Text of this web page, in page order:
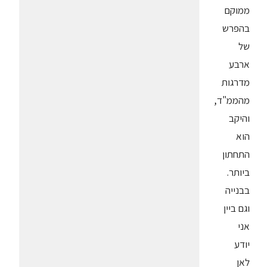
ממוקם
בהפרש
של
ארבע
מדרגות
מהממ"ד,
והיקב
הוא
התחתון
ביותר.
בבנייה
וגם ביין
אני
יודע
לאן